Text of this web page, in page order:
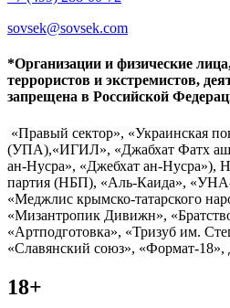
sovsek@sovsek.com
*Организации и физические
террористов и экстремистов,
запрещена в Российской
«Правый сектор», «Украинская
(УПА),«ИГИЛ», «Джабхат Фатх
ан-Нусра», «Джебхат ан-Нусра»),
партия (НБП), «Аль-Каида»,
«Меджлис крымско-татарского
«Мизантропик Дивижн»,
«Артподготовка», «Тризуб им.
«Славянский союз», «Формат-18»,
18+